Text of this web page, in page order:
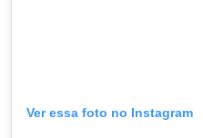
Ver essa foto no Instagram